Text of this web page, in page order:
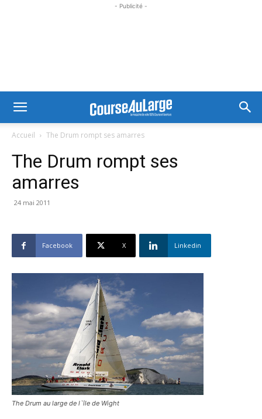
- Publicité -
Accueil The Drum rompt ses amarres
The Drum rompt ses
amarres
24 mai 2011
Facebook X Linkedin
The Drum au large de l`île de Wight